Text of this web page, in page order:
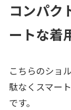
コンパク
ートな着
こちらのショ
駄なくスマー
です。